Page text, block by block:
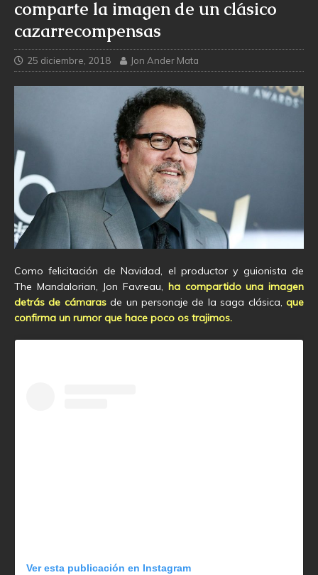
comparte la imagen de un clásico
cazarrecompensas
25 diciembre, 2018 Jon Ander Mata
Como felicitación de Navidad, el productor y guionista de
The Mandalorian, Jon Favreau, ha compartido una imagen
detrás de cámarasde un personaje de la saga clásica,que
confirma un rumor que hace poco os trajimos.
Ver esta publicación en Instagram